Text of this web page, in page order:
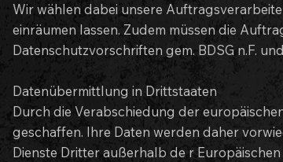
Wir wählen dabei unsere
einräumen lassen. Zudem müssen die
Datenschutzvorschriften gem. BDSG n.F.
Datenübermittlung in Drittstaaten
Durch die Verabschiedung der
geschaffen. Ihre Daten werden daher
Dienste Dritter außerhalb de r